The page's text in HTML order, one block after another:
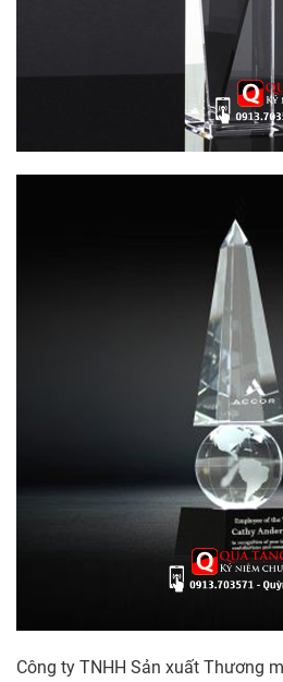
Công ty TNHH Sản xuất Thương